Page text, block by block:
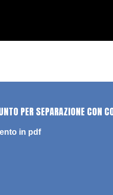
PER SEPARAZIONE CON
in pdf